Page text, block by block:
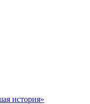
история»